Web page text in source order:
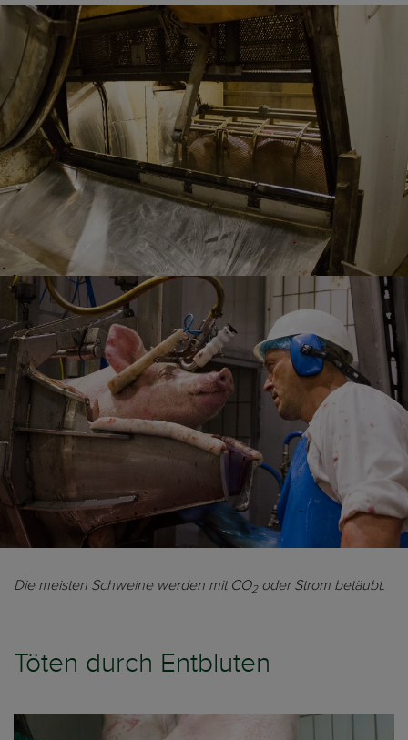
Die meisten Schweine werden mit CO2oder Strom betäubt.
Töten durch Entbluten